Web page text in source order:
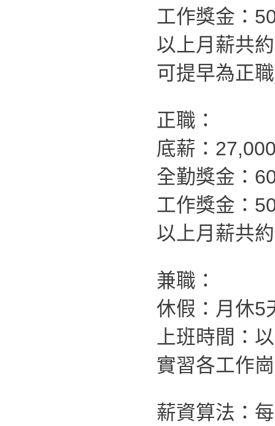
工作獎金：
以上月薪共
可提早為正
正職：
底薪：
全勤獎金：
工作獎金：
以上月薪共
兼職：
休假：月休5
上班時間：
實習各工作
薪資算法：